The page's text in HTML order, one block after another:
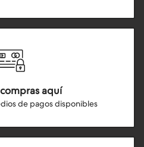
aquí
de pagos disponibles